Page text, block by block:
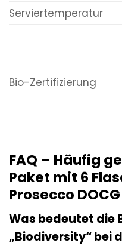
Serviertemperatur
Bio-Zertifizierung
FAQ – Häufig
Paket mit 6
Prosecco
Was bedeutet die
„Biodiversity“ bei